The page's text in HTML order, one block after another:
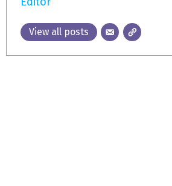
View all posts